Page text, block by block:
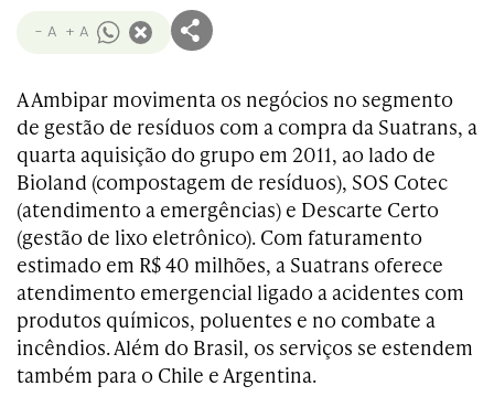
- A + A
A Ambipar movimenta os negócios no segmento
de gestão de resíduos com a compra da Suatrans, a
quarta aquisição do grupo em 2011, ao lado de
Bioland (compostagem de resíduos), SOS Cotec
(atendimento a emergências) e Descarte Certo
(gestão de lixo eletrônico). Com faturamento
estimado em R$ 40 milhões, a Suatrans oferece
atendimento emergencial ligado a acidentes com
produtos químicos, poluentes e no combate a
incêndios. Além do Brasil, os serviços se estendem
também para o Chile e Argentina.